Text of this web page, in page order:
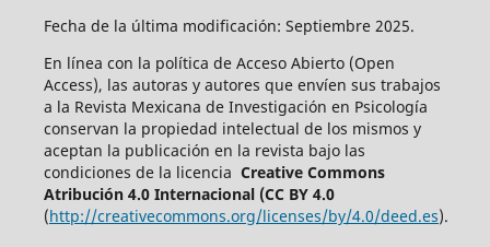
Fecha de la última modificación: Septiembre 2025.
En línea con la política de Acceso Abierto (Open
Access), las autoras y autores que envíen sus trabajos
a la Revista Mexicana de Investigación en Psicología
conservan la propiedad intelectual de los mismos y
aceptan la publicación en la revista bajo las
condiciones de la licencia Creative Commons
Atribución 4.0 Internacional (CC BY 4.0
(http://creativecommons.org/licenses/by/4.0/deed.es).